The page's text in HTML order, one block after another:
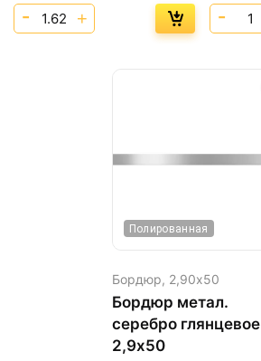
Полированная
Бордюр, 2,90х50
Бордюр метал.
серебро глянцевое
2,9х50